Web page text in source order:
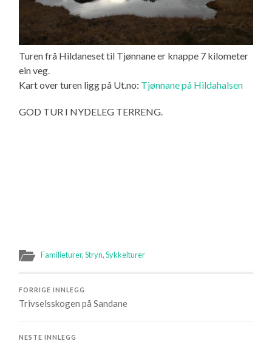
Turen frå Hildaneset til Tjønnane er knappe 7 kilometer
ein veg.
Kart over turen ligg på Ut.no: Tjønnane på Hildahalsen
GOD TUR I NYDELEG TERRENG.
Familieturer,Stryn,Sykkelturer
FORRIGE INNLEGG
Trivselsskogen på Sandane
NESTE INNLEGG